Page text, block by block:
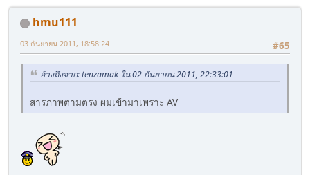
hmu111
#65
03 กันยายน 2011, 18:58:24
อ้างถึงจาก: tenzamak ใน 02 กันยายน 2011, 22:33:01
สารภาพตามตรง ผมเข้ามาเพราะ AV